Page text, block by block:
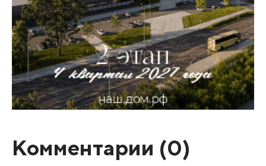
Комментарии (0)